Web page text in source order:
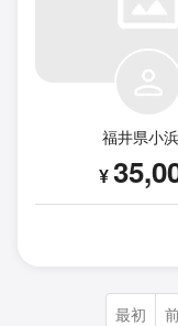
福井県小
¥
最初